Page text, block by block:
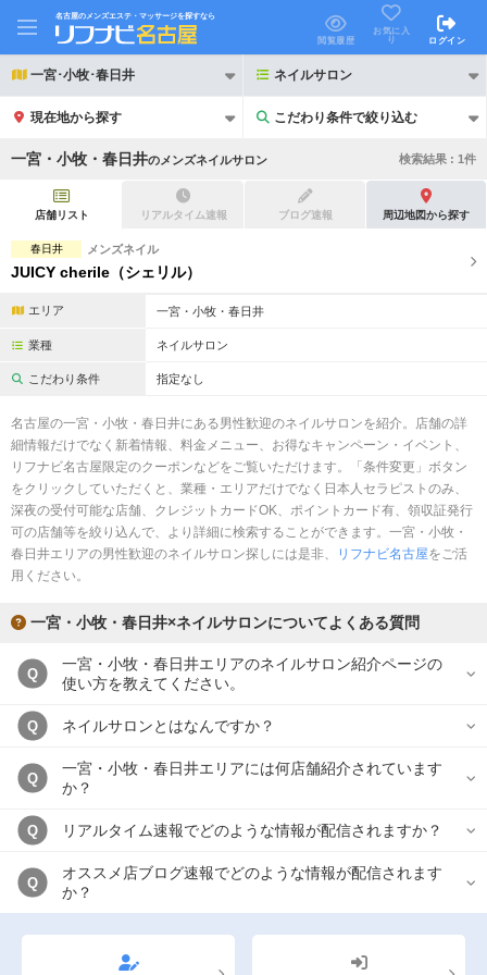
名古屋のメンズエステ・マッサージを探すなら
閲覧履歴
お気に入
り
ログイン
一宮･小牧･春日井 ネイルサロン
現在地から探す こだわり条件で絞り込む
こだわり条件で絞り込む
21時以降も受付
2名様歓迎 団体様歓迎
完全個室 半個室あり
ペアルームあり シャワー室完備
フットバスあり
専用駐車場あり 有資格者在籍
日本人スタッフのみ 女性スタッフのみ
一宮・小牧・春日井の メンズネイルサロン 検索結果 : 1件
店舗リスト リアルタイム速報 ブログ速報 周辺地図から探す
春日井 メンズネイル
JUICY cherile（シェリル）
エリア 一宮・小牧・春日井
業種 ネイルサロン
こだわり条件 指定なし
名古屋の一宮・小牧・春日井にある男性歓迎のネイルサロンを紹介。店舗の詳
細情報だけでなく新着情報、料金メニュー、お得なキャンペーン・イベント、
リフナビ名古屋限定のクーポンなどをご覧いただけます。「条件変更」ボタン
をクリックしていただくと、業種・エリアだけでなく日本人セラピストのみ、
深夜の受付可能な店舗、クレジットカードOK、ポイントカード有、領収証発行
可の店舗等を絞り込んで、より詳細に検索することができます。一宮・小牧・
春日井エリアの男性歓迎のネイルサロン探しには是非、
リフナビ名古屋をご活
用ください。
一宮・小牧・春日井×ネイルサロンについてよくある質問
Q
一宮・小牧・春日井エリアのネイルサロン紹介ページの
使い方を教えてください。
Q ネイルサロンとはなんですか？
Q
一宮・小牧・春日井エリアには何店舗紹介されています
か？
Q リアルタイム速報でどのような情報が配信されますか？
Q
オススメ店ブログ速報でどのような情報が配信されます
か？